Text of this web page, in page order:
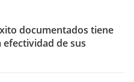
documentados tiene
de sus